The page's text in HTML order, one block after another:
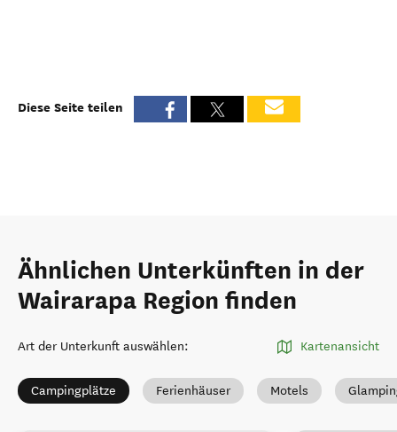
Diese Seite teilen
Ähnlichen Unterkünften in der
Wairarapa Region finden
Art der Unterkunft auswählen: Kartenansicht
Campingplätze Ferienhäuser Motels